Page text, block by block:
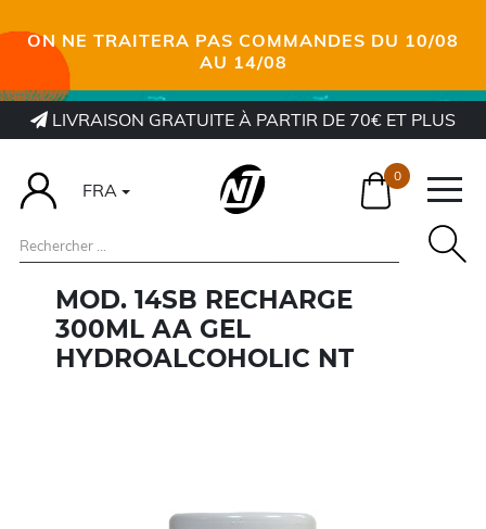
ON NE TRAITERA PAS COMMANDES DU 10/08
AU 14/08
LIVRAISON GRATUITE À PARTIR DE 70€ ET PLUS
FRA
0
MOD. 14SB RECHARGE
300ML AA GEL
HYDROALCOHOLIC NT